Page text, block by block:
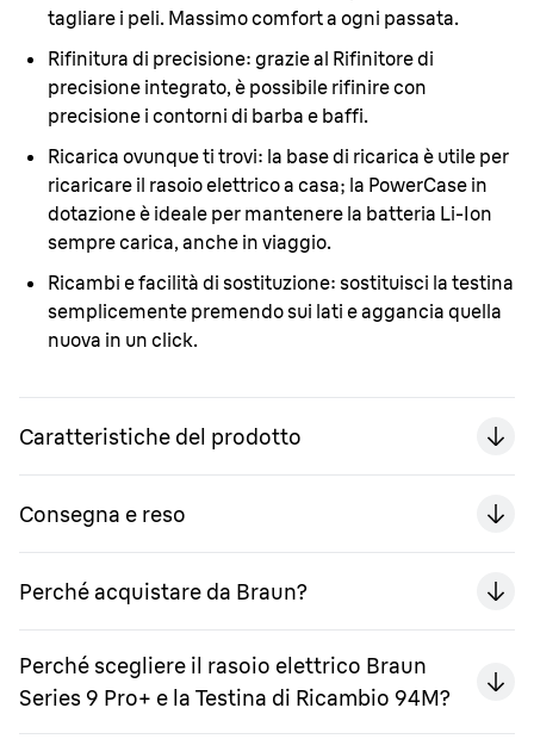
tagliare i peli. Massimo comfort a ogni passata.
Rifinitura di precisione: grazie al Rifinitore di
precisione integrato, è possibile rifinire con
precisione i contorni di barba e baffi.
Ricarica ovunque ti trovi: la base di ricarica è utile per
ricaricare il rasoio elettrico a casa; la PowerCase in
dotazione è ideale per mantenere la batteria Li-Ion
sempre carica, anche in viaggio.
Ricambi e facilità di sostituzione: sostituisci la testina
semplicemente premendo sui lati e aggancia quella
nuova in un click.
Caratteristiche del prodotto
Consegna e reso
Perché acquistare da Braun?
Perché scegliere il rasoio elettrico Braun
Series 9 Pro+ e la Testina di Ricambio 94M?